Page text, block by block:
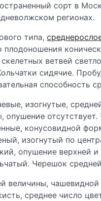
сорт в
регионах.
типа,
плодоношения
ветвей
сидячие.
способность
изогнутые,
опушение
конусовидной
изогнутый по
опушение верхней
Черешок
величины,
среднее число